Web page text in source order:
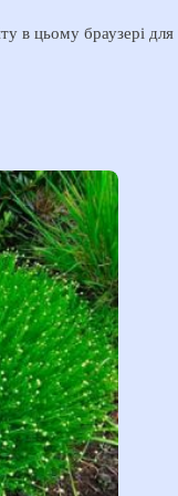
в цьому браузері для